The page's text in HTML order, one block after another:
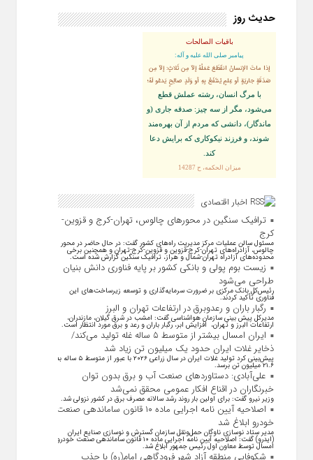
حدیث روز
باقیات الصالحات
پيامبر صلى‏ الله‏ عليه ‏و‏ آله:
إذا ماتَ الإنسانُ انقَطَعَ عَمَلُهُ إلاّ مِن ثَلاثٍ: إلاّ مِن
صَدَقَةٍ جاريَةٍ أو عِلمٍ يُنتَفَعُ بِهِ أو وَلَدٍ صالِحٍ يَدعُو لَهُ؛
با مرگ انسان، رشته عملش قطع
مى‌شود، مگر از سه چيز: صدقه جارى (و
ماندگار)، دانشى كه مردم از آن بهره‏‌مند
شوند، و فرزند نيكوكارى كه برايش دعا
كند.
ميزان الحكمه، ح 14287
اخبار اقتصادی
ترافیک سنگین در محورهای چالوس، تهران-کرج و قزوین-
کرج
مسئول سالن عملیات مرکز مدیریت راه‌های کشور گفت: در حال حاضر در محور
چالوس، آزادراه‌های تهران-کرج-قزوین و قزوین-کرج-تهران و همچنین برخی
محدوده‌های آزادراه تهران-شمال و هراز، ترافیک سنگین گزارش شده است.
زیست بوم پولی و بانکی کشور بر پایه فناوری دانش بنیان
طراحی می‌شود
رئیس‌کل بانک مرکزی بر ضرورت سرمایه‌گذاری و توسعه زیرساخت‌های این
فناوری تأکید کردند.
رگبار باران و رعدوبرق در ارتفاعات تهران و البرز
مدیرکل پیش بینی سازمان هواشناسی گفت: امشب در شرق گیلان، مازندران،
ارتفاعات البرز و تهران، افزایش ابر، رگبار باران و رعد و برق مورد انتظار است.
ایران امسال بیشتر از متوسط ۵ ساله غله تولید می‌کند/
ذخایر غلات ایران حدود یک میلیون تن زیاد شد
پیش‌بینی کرد تولید غلات ایران در سال زراعی ۲۰۲۶ با عبور از متوسط ۵ ساله به
۲۱.۶ میلیون تن برسد.
علی‌آبادی: دستاورد‌های صنعت آب و برق بدون توان
خبرنگاران در اقناع افکار عمومی محقق نمی‌شد
وزیر نیرو گفت: برای اولین بار روند رشد سالانه مصرف برق در کشور نزولی شد.
اصلاحیه آیین نامه اجرایی ماده ۱۰ قانون ساماندهی صنعت
خودرو ابلاغ شد
مدیر ستاد نوسازی ناوگان حمل‌ونقل سازمان گسترش و نوسازی صنایع ایران
(ایدرو) گفت: اصلاحیه آیین نامه اجرایی ماده ۱۰ قانون ساماندهی صنعت خودرو
امسال توسط معاون اول رئیس جمهور ابلاغ شد.
شکوفایی منطقه آزاد شهر فرودگاهی امام(ره) با جذب